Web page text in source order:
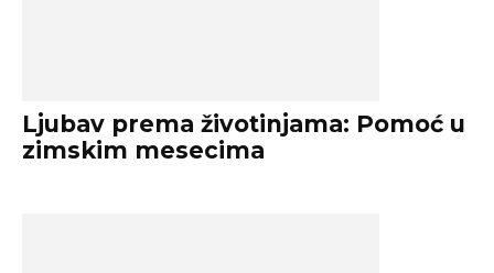
Ljubav prema životinjama: Pomoć u
zimskim mesecima